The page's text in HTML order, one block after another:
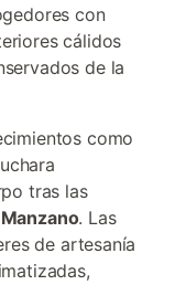
con
cálidos
de la
como
tras las
. Las
de artesanía